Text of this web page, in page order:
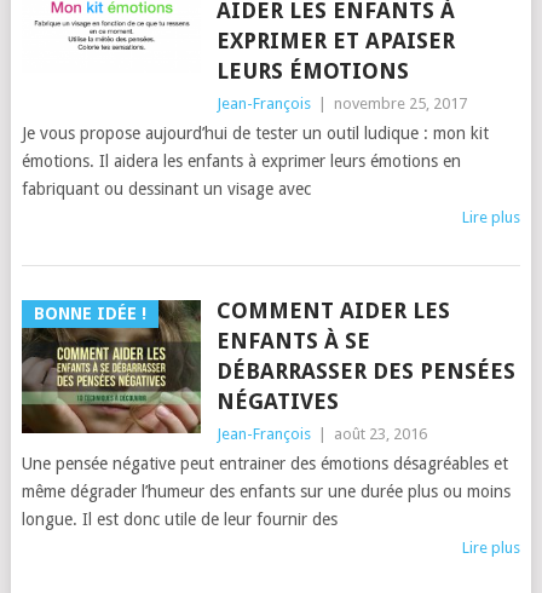
AIDER LES ENFANTS À
EXPRIMER ET APAISER
LEURS ÉMOTIONS
Jean-François novembre 25, 2017
Je vous propose aujourd’hui de tester un outil ludique : mon kit
émotions. Il aidera les enfants à exprimer leurs émotions en
fabriquant ou dessinant un visage avec
Lire plus
BONNE IDÉE !
COMMENT AIDER LES
ENFANTS À SE
DÉBARRASSER DES PENSÉES
NÉGATIVES
Jean-François août 23, 2016
Une pensée négative peut entrainer des émotions désagréables et
même dégrader l’humeur des enfants sur une durée plus ou moins
longue. Il est donc utile de leur fournir des
Lire plus